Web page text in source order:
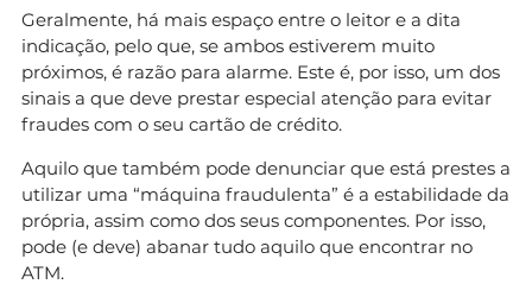
Geralmente, há mais espaço entre o leitor e a dita
indicação, pelo que, se ambos estiverem muito
próximos, é razão para alarme. Este é, por isso, um dos
sinais a que deve prestar especial atenção para evitar
fraudes com o seu cartão de crédito.
Aquilo que também pode denunciar que está prestes a
utilizar uma “máquina fraudulenta” é a estabilidade da
própria, assim como dos seus componentes. Por isso,
pode (e deve) abanar tudo aquilo que encontrar no
ATM.